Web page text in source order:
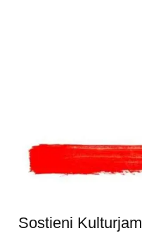
Sostieni Kulturjam